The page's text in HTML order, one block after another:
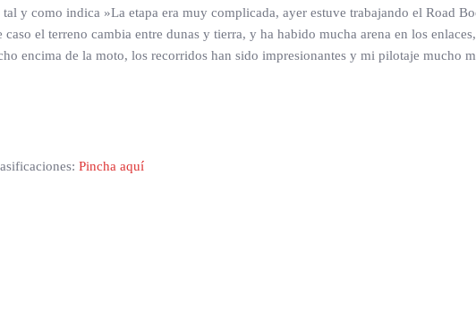
y como indica »La etapa era muy complicada, ayer estuve trabajando el Road
el terreno cambia entre dunas y tierra, y ha habido mucha arena en los
encima de la moto, los recorridos han sido impresionantes y mi pilotaje mucho
Pincha aquí